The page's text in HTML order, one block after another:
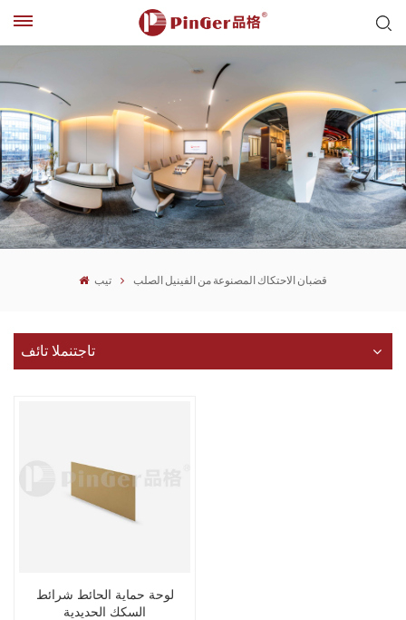
تيب قضبان الاحتكاك المصنوعة من الفينيل الصلب
تاجتنملا تائف
لوحة حماية الحائط شرائط
السكك الحديدية